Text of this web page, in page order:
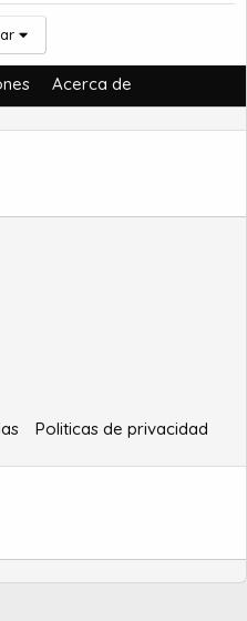
Acerca de
Politicas de privacidad